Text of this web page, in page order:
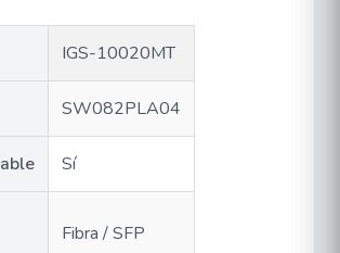
IGS-10020MT
SW082PLA04
Sí
Fibra / SFP